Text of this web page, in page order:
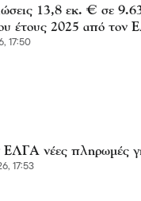
13,8 εκ. € σε
έτους 2025 από τον
17:50
νέες πληρωμές
17:53